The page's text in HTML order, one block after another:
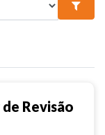
Revisão